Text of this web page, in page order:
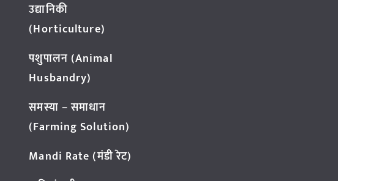
उद्यानिकी
(Horticulture)
पशुपालन (Animal
Husbandry)
समस्या – समाधान
(Farming Solution)
Mandi Rate (मंडी रेट)